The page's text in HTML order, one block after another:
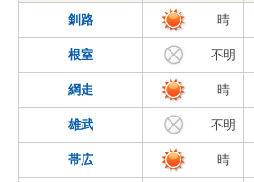
釧路 晴
根室 不明
網走 晴
雄武 不明
帯広 晴